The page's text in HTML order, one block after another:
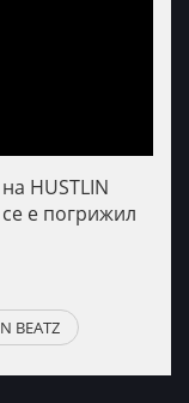
HUSTLIN
се е погрижил
BEATZ